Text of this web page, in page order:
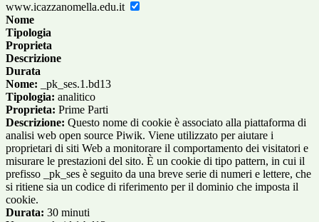
www.icazzanomella.edu.it
Nome
Tipologia
Proprieta
Descrizione
Durata
Nome: _pk_ses.1.bd13
Tipologia: analitico
Proprieta: Prime Parti
Descrizione: Questo nome di cookie è associato alla piattaforma di
analisi web open source Piwik. Viene utilizzato per aiutare i
proprietari di siti Web a monitorare il comportamento dei visitatori e
misurare le prestazioni del sito. È un cookie di tipo pattern, in cui il
prefisso _pk_ses è seguito da una breve serie di numeri e lettere, che
si ritiene sia un codice di riferimento per il dominio che imposta il
cookie.
Durata: 30 minuti